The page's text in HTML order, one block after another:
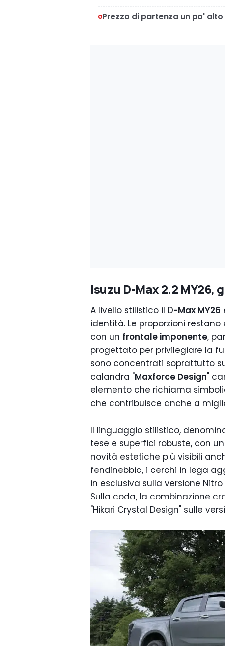
Prezzo di partenza un po' alto
Isuzu D-Max 2.2 MY26,
A livello stilistico il D-Max MY26
identità. Le proporzioni
con un frontale imponente,
progettato per privilegiare la
sono concentrati soprattutto
calandra "Maxforce Design"
elemento che richiama
che contribuisce anche a
Il linguaggio stilistico,
tese e superfici robuste, con
novità estetiche più visibili
fendinebbia, i cerchi in lega
in esclusiva sulla versione
Sulla coda, la combinazione
"Hikari Crystal Design" sulle